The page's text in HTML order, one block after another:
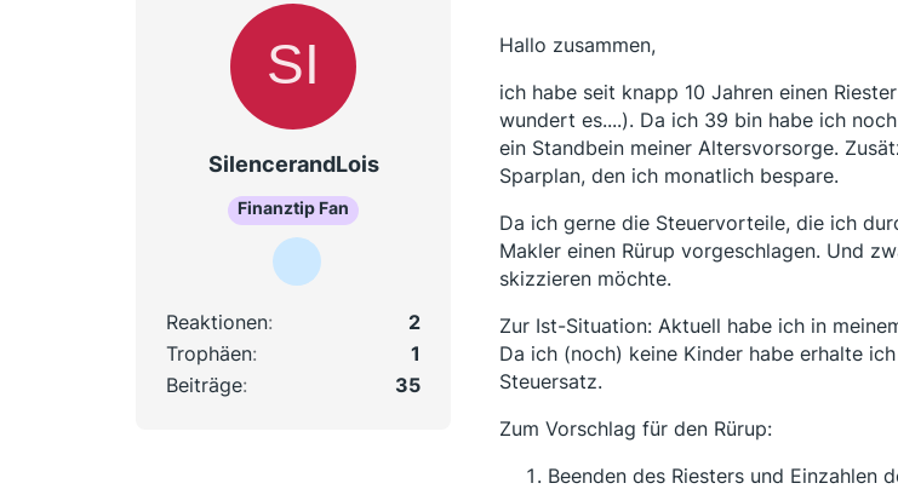
SilencerandLois
Finanztip Fan
Reaktionen
2
Trophäen
1
Beiträge
35
Hallo zusammen,
ich habe seit knapp 10 Jahren einen
wundert es....). Da ich 39 bin habe ich
ein Standbein meiner Altersvorsorge.
Sparplan, den ich monatlich bespare.
Da ich gerne die Steuervorteile, die ich
Makler einen Rürup vorgeschlagen. Und
skizzieren möchte.
Zur Ist-Situation: Aktuell habe ich in
Da ich (noch) keine Kinder habe erhalte
Steuersatz.
Zum Vorschlag für den Rürup:
Beenden des Riesters und Einzahlen